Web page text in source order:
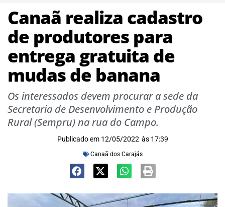
Canaã realiza cadastro
de produtores para
entrega gratuita de
mudas de banana
Os interessados devem procurar a sede da
Secretaria de Desenvolvimento e Produção
Rural (Sempru) na rua do Campo.
Publicado em 12/05/2022 às 17:39
Canaã dos Carajás